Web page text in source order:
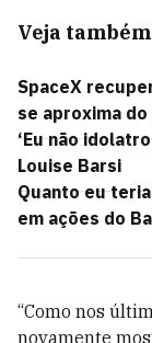
Veja também
SpaceX
se aproxima
‘Eu não
Louise Barsi
Quanto eu
em ações do
“Como nos
novamente